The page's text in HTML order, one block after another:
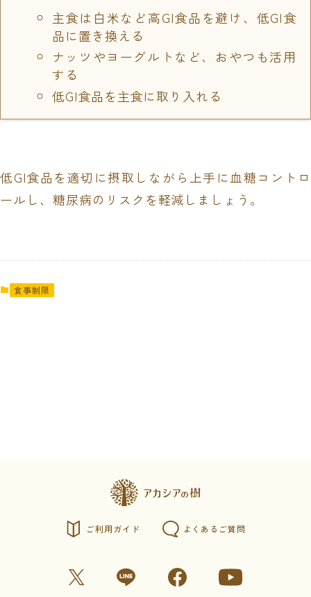
主食は白米など高GI食品を避け、低GI食
品に置き換える
ナッツやヨーグルトなど、おやつも活用
する
低GI食品を主食に取り入れる
低GI食品を適切に摂取しながら上手に血糖コントロ
ールし、糖尿病のリスクを軽減しましょう。
食事制限
ご利用ガイド よくあるご質問